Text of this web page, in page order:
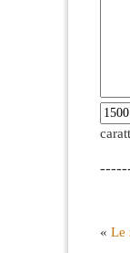
« Le